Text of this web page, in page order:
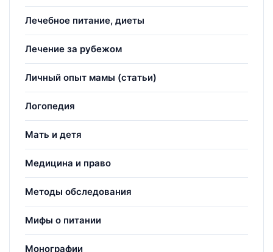
Лечебное питание, диеты
Лечение за рубежом
Личный опыт мамы (статьи)
Логопедия
Мать и детя
Медицина и право
Методы обследования
Мифы о питании
Монографии